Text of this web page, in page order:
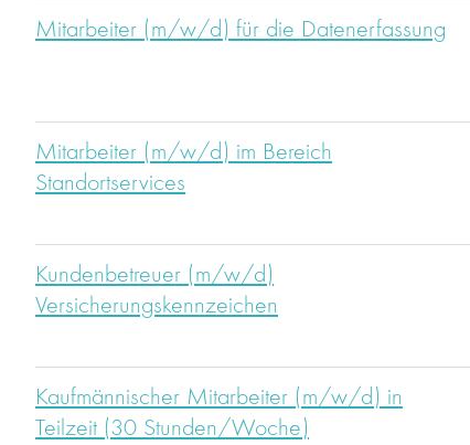
Mitarbeiter (m/w/d) für die Datenerfassung
Mitarbeiter (m/w/d) im Bereich
Standortservices
Kundenbetreuer (m/w/d)
Versicherungskennzeichen
Kaufmännischer Mitarbeiter (m/w/d) in
Teilzeit (30 Stunden/Woche)